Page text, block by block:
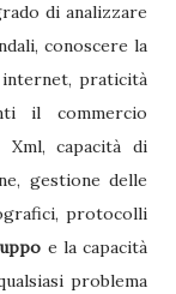
di analizzare
conoscere la
praticità
il commercio
Xml, capacità di
gestione delle
protocolli
e la capacità
problema